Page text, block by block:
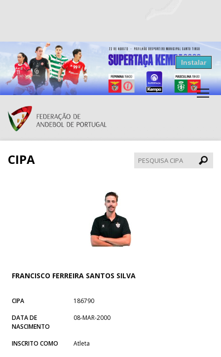
Resultados Andebol
Federação de Andebol de Portugal
Grátis - Disponivel na Play Store
Instalar
CIPA
CIPA
FRANCISCO FERREIRA SANTOS SILVA
CIPA
186790
DATA DE
NASCIMENTO
08-MAR-2000
INSCRITO COMO Atleta